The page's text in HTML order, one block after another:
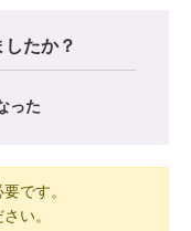
たか？
った
です。
い。